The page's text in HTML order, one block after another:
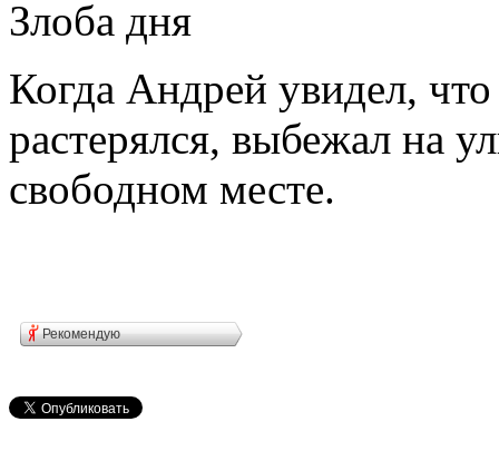
Злоба дня
Когда Андрей увидел,
растерялся, выбежал на
свободном месте.
Рекомендую